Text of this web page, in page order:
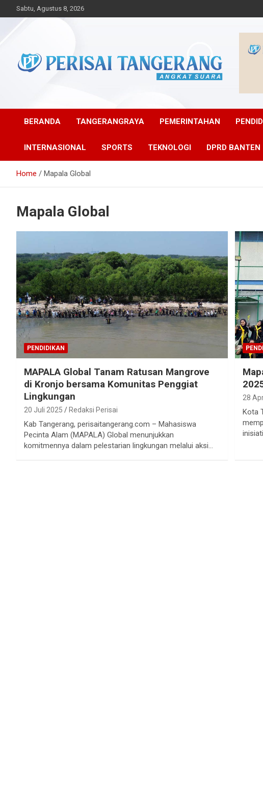
to
Sabtu, Agustus 8, 2026
Angkat Suara
BERANDA TANGERANGRAYA PEMERINTAHAN
INTERNASIONAL SPORTS TEKNOLOGI DPRD BANTEN
Home Mapala Global
Mapala Global
PENDIDIKAN
MAPALA Global Tanam Ratusan Mangrove
di Kronjo bersama Komunitas Penggiat
Lingkungan
20 Juli 2025 Redaksi Perisai
Kab Tangerang, perisaitangerang.com – Mahasiswa
Pecinta Alam (MAPALA) Global menunjukkan
komitmennya dalam pelestarian lingkungan melalui aksi…
28
Kota